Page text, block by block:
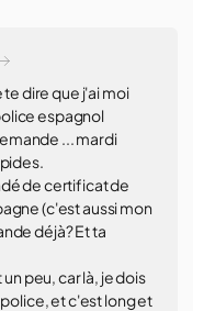
dire que j'ai moi
espagnol
... mardi
de certificat de
(c'est aussi mon
déjà? Et ta
peu, car là, je dois
et c'est long et